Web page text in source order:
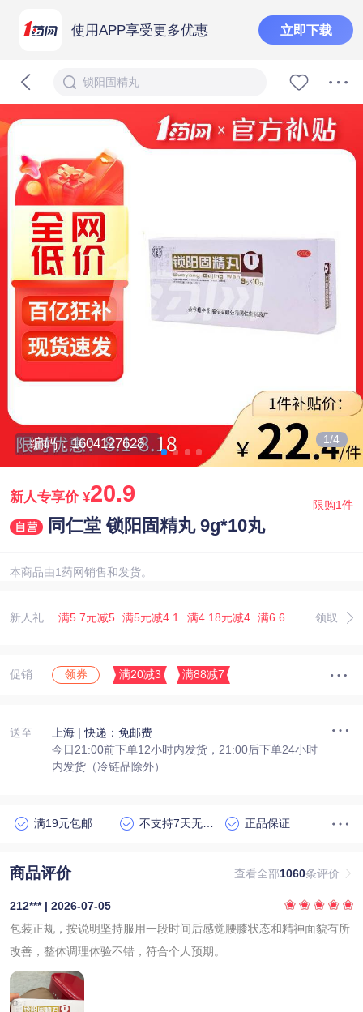
使用APP享受更多优惠 立即下载
锁阳固精丸
1/4
编码：1604127628
新人专享价 ¥20.9 限购1件
同仁堂 锁阳固精丸 9g*10丸
本商品由1药网销售和发货。
新人礼 领取
满5.7元减5 满5元减4.1 满4.18元减4 满6.67元减5.07 满
促销 领券 满20减3 满88减7
送至 上海 | 快递：免邮费
今日21:00前下单12小时内发货，21:00后下单24小时
内发货（冷链品除外）
满19元包邮 正品保证
商品评价 查看全部1060条评价
212*** | 2026-07-05
包装正规，按说明坚持服用一段时间后感觉腰膝状态和精神面貌有所
改善，整体调理体验不错，符合个人预期。